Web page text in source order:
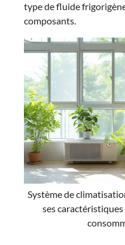
type de fluide
composants.
Système de
ses